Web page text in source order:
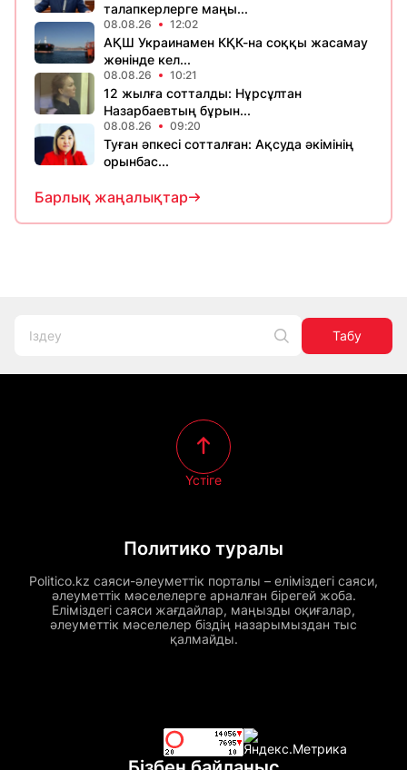
талапкерлерге маңы...
08.08.26 12:02
АҚШ Украинамен КҚК-на соққы жасамау
жөнінде кел...
08.08.26 10:21
12 жылға сотталды: Нұрсұлтан
Назарбаевтың бұрын...
08.08.26 09:20
Туған әпкесі сотталған: Ақсуда әкімінің
орынбас...
Барлық жаңалықтар
Табу
Политико туралы
Politico.kz саяси-әлеуметтік порталы – еліміздегі саяси,
әлеуметтік мәселелерге арналған бірегей жоба.
Еліміздегі саяси жағдайлар, маңызды оқиғалар,
әлеуметтік мәселелер біздің назарымыздан тыс
қалмайды.
Үстіге